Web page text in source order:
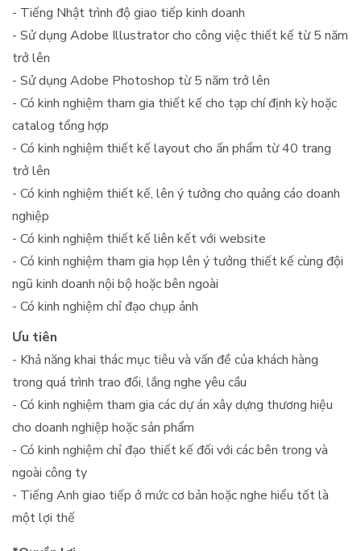
- Tiếng Nhật trình độ giao tiếp kinh doanh
- Sử dụng Adobe Illustrator cho công việc thiết kế từ 5 năm
trở lên
- Sử dụng Adobe Photoshop từ 5 năm trở lên
- Có kinh nghiệm tham gia thiết kế cho tạp chí định kỳ hoặc
catalog tổng hợp
- Có kinh nghiệm thiết kế layout cho ấn phẩm từ 40 trang
trở lên
- Có kinh nghiệm thiết kế, lên ý tưởng cho quảng cáo doanh
nghiệp
- Có kinh nghiệm thiết kế liên kết với website
- Có kinh nghiệm tham gia họp lên ý tưởng thiết kế cùng đội
ngũ kinh doanh nội bộ hoặc bên ngoài
- Có kinh nghiệm chỉ đạo chụp ảnh
Ưu tiên
- Khả năng khai thác mục tiêu và vấn đề của khách hàng
trong quá trình trao đổi, lắng nghe yêu cầu
- Có kinh nghiệm tham gia các dự án xây dựng thương hiệu
cho doanh nghiệp hoặc sản phẩm
- Có kinh nghiệm chỉ đạo thiết kế đối với các bên trong và
ngoài công ty
- Tiếng Anh giao tiếp ở mức cơ bản hoặc nghe hiểu tốt là
một lợi thế